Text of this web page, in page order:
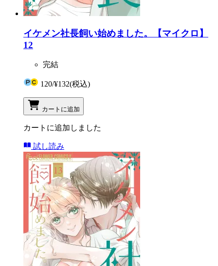
イケメン社長飼い始めました。【マイクロ】
12
完結
120/¥132(税込)
カートに追加
カートに追加しました
試し読み